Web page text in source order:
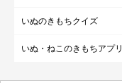
いぬのきもちクイズ
いぬ・ねこのきもちアプリ